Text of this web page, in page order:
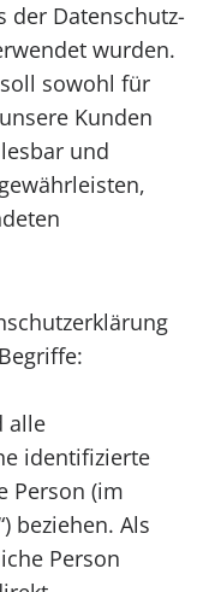
der Datenschutz-
wurden.
sowohl für
Kunden
und
alle
identifizierte
Person (im
beziehen. Als
Person